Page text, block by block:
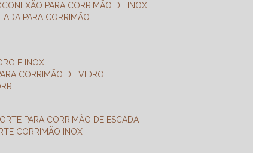
CONEXÃO PARA CORRIMÃO DE INOX
PARA CORRIMÃO
E INOX
CORRIMÃO DE VIDRO
PARA CORRIMÃO DE ESCADA
CORRIMÃO INOX